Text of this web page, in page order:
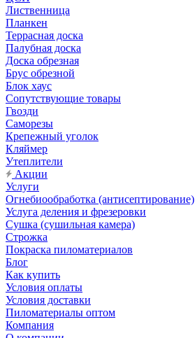
Лиственница
Планкен
Террасная доска
Палубная доска
Доска обрезная
Брус обрезной
Блок хаус
Сопутствующие товары
Гвозди
Саморезы
Крепежный уголок
Кляймер
Утеплители
Акции
Услуги
Огнебиообработка (антисептирование)
Услуга деления и фрезеровки
Сушка (сушильная камера)
Строжка
Покраска пиломатериалов
Блог
Как купить
Условия оплаты
Условия доставки
Пиломатериалы оптом
Компания